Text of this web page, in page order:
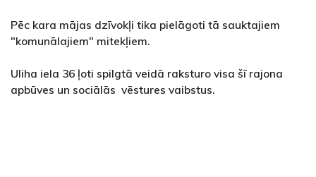
Pēc kara mājas dzīvokļi tika pielāgoti tā sauktajiem
"komunālajiem" mitekļiem.
Uliha iela 36 ļoti spilgtā veidā raksturo visa šī rajona
apbūves un sociālās vēstures vaibstus.